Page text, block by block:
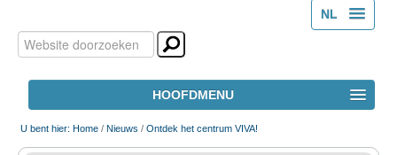
NL
Persoonlijke
hulpmiddelen
Zoek
Geavanceerd
HOOFDMENU
HOME
U bent hier: Home / Nieuws / Ontdek het centrum VIVA!